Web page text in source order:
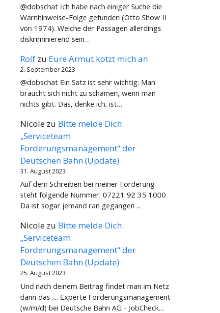
@dobschat Ich habe nach einiger Suche die
Warnhinweise-Folge gefunden (Otto Show II
von 1974). Welche der Passagen allerdings
diskriminierend sein…
Rolf zu Eure Armut kotzt mich an
2. September 2023
@dobschat Ein Satz ist sehr wichtig: Man
braucht sich nicht zu schämen, wenn man
nichts gibt. Das, denke ich, ist…
Nicole zu Bitte melde Dich:
„Serviceteam
Forderungsmanagement“ der
Deutschen Bahn (Update)
31. August 2023
Auf dem Schreiben bei meiner Forderung
steht folgende Nummer: 07221 92 35 1000
Da ist sogar jemand ran gegangen ...
Nicole zu Bitte melde Dich:
„Serviceteam
Forderungsmanagement“ der
Deutschen Bahn (Update)
25. August 2023
Und nach deinem Beitrag findet man im Netz
dann das .... Experte Forderungsmanagement
(w/m/d) bei Deutsche Bahn AG - JobCheck…